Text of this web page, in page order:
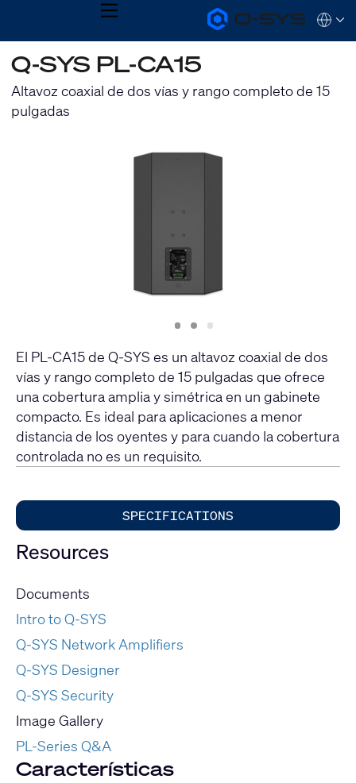
Q-
SYS
MENU
QSYS.com (English)
India (English)
Deutsch
Español
Français
Q-SYS PL-CA15
Altavoz coaxial de dos vías y rango completo de 15
pulgadas
Slide
1 Slide
2 Slide
3
El PL-CA15 de Q-SYS es un altavoz coaxial de dos
vías y rango completo de 15 pulgadas que ofrece
una cobertura amplia y simétrica en un gabinete
compacto. Es ideal para aplicaciones a menor
distancia de los oyentes y para cuando la cobertura
controlada no es un requisito.
SPECIFICATIONS
Resources
Documents
Intro to Q-SYS
Q-SYS Network Amplifiers
Q-SYS Designer
Q-SYS Security
Image Gallery
PL-Series Q&A
Características